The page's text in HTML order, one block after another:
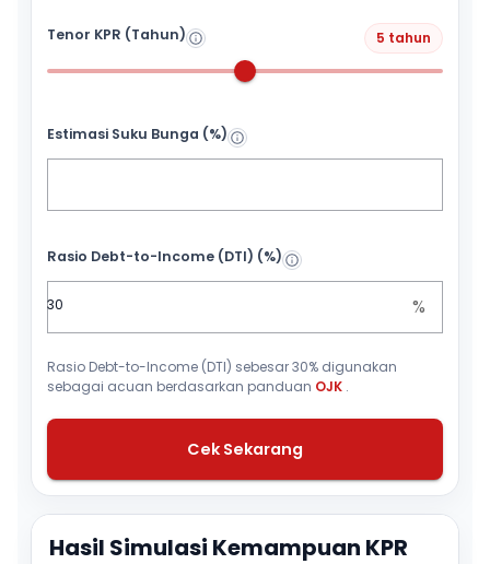
Tenor KPR (Tahun) 5 tahun
Estimasi Suku Bunga (%)
Rasio Debt-to-Income (DTI) (%)
%
Rasio Debt-to-Income (DTI) sebesar 30% digunakan
sebagai acuan berdasarkan panduan OJK .
Cek Sekarang
Hasil Simulasi Kemampuan KPR